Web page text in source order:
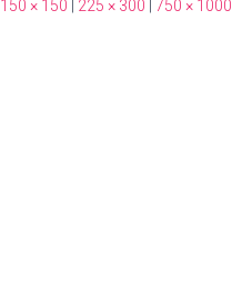
150 × 150 225 × 300 750 × 1000